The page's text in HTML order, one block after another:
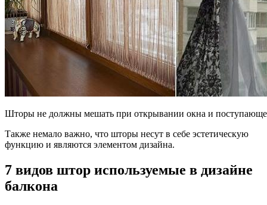
Шторы не должны мешать при открывании окна и
Также немало важно, что шторы несут в себе эстетическую
функцию и являются элементом дизайна.
7 видов штор используемые в дизайне
балкона